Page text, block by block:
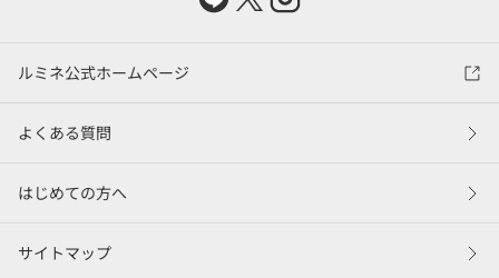
ルミネ公式ホームページ
よくある質問
はじめての方へ
サイトマップ